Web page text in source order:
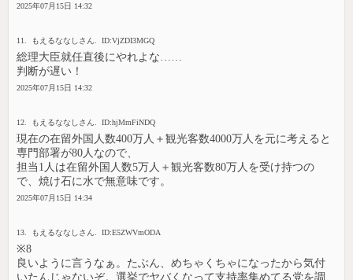
2025年07月15日 14:32
11. もえるななしさん. ID:VjZDI3MGQ
総理大臣就任直後にやれよな……
判断が遅い！
2025年07月15日 14:32
12. もえるななしさん. ID:hjMmFiNDQ
現在の在留外国人数400万人＋観光客数4000万人を元に考えると
専門部署が80人なので、
担当1人は在留外国人数5万人＋観光客数80万人を受け持つの
で、焼け石に水で無意味です。
2025年07月15日 14:34
13. もえるななしさん. ID:E5ZWVmODA
※8
良いように言うなぁ。たぶん、めちゃくちゃになったから気付
いたんじゃないぞ。選挙でヤバくなって支持率集めてる党を調